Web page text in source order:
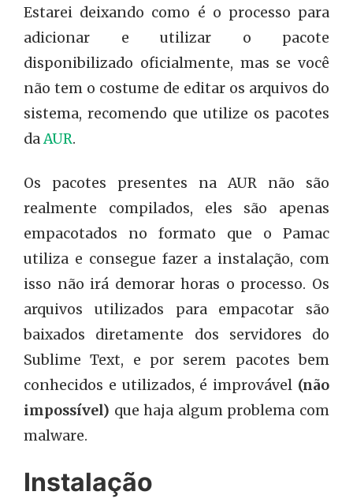
Estarei deixando como é o processo para
adicionar e utilizar o pacote
disponibilizado oficialmente, mas se você
não tem o costume de editar os arquivos do
sistema, recomendo que utilize os pacotes
daAUR.
Os pacotes presentes na AUR não são
realmente compilados, eles são apenas
empacotados no formato que o Pamac
utiliza e consegue fazer a instalação, com
isso não irá demorar horas o processo. Os
arquivos utilizados para empacotar são
baixados diretamente dos servidores do
Sublime Text, e por serem pacotes bem
conhecidos e utilizados, é improvável (não
impossível) que haja algum problema com
malware.
Instalação